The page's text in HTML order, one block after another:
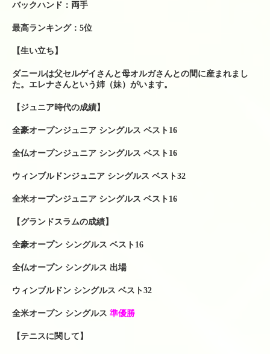
バックハンド：両手
最高ランキング：5位
【生い立ち】
ダニールは父セルゲイさんと母オルガさんとの間に産まれまし
た。エレナさんという姉（妹）がいます。
【ジュニア時代の成績】
全豪オープンジュニア シングルス ベスト16
全仏オープンジュニア シングルス ベスト16
ウィンブルドンジュニア シングルス ベスト32
全米オープンジュニア シングルス ベスト16
【グランドスラムの成績】
全豪オープン シングルス ベスト16
全仏オープン シングルス 出場
ウィンブルドン シングルス ベスト32
全米オープン シングルス 準優勝
【テニスに関して】
シダス・インソール
グリップテープ
バドミントンシャトル
工賃色々
駐車場への行き方
駐車場への行き方（宝塚方面から来られる場合）
駐車場への行き方（西宮北口・伊丹・尼崎方面か
ら来られる場合）